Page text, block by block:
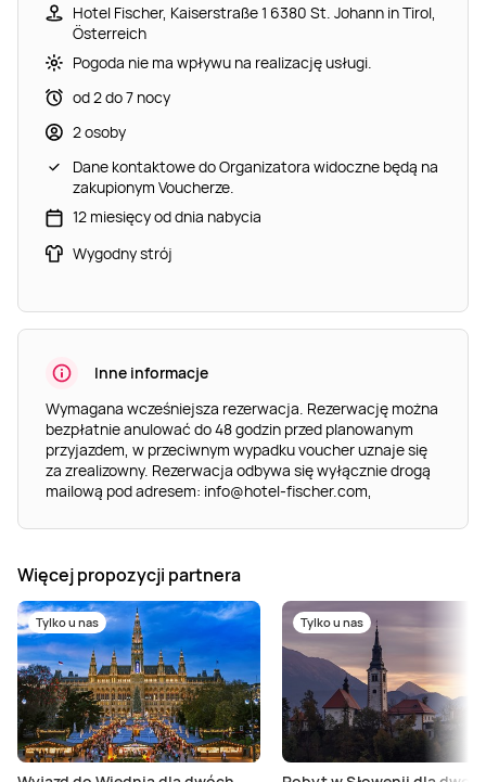
Hotel Fischer, Kaiserstraße 1 6380 St. Johann in Tirol,
Österreich
Pogoda nie ma wpływu na realizację usługi.
od 2 do 7 nocy
2 osoby
Dane kontaktowe do Organizatora widoczne będą na
zakupionym Voucherze.
12 miesięcy od dnia nabycia
Wygodny strój
Inne informacje
Wymagana wcześniejsza rezerwacja. Rezerwację można
bezpłatnie anulować do 48 godzin przed planowanym
przyjazdem, w przeciwnym wypadku voucher uznaje się
za zrealizowny. Rezerwacja odbywa się wyłącznie drogą
mailową pod adresem: info@hotel-fischer.com,
Więcej propozycji partnera
Tylko u nas Tylko u nas